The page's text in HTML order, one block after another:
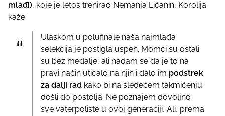
mlađi), koje je letos trenirao Nemanja Ličanin, Korolija
kaže:
Ulaskom u polufinale naša najmlađa
selekcija je postigla uspeh. Momci su ostali
su bez medalje, ali nadam se da je to na
pravi način uticalo na njih i dalo im podstrek
za dalji rad kako bi na sledećem takmičenju
došli do postolja. Ne poznajem dovoljno
sve vaterpoliste u ovoj generaciji, Ali, prema